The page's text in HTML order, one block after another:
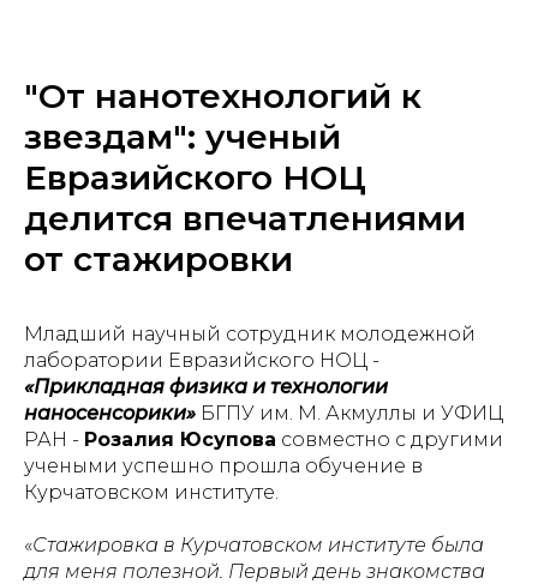
"От нанотехнологий к
звездам": ученый
Евразийского НОЦ
делится впечатлениями
от стажировки
Младший научный сотрудник молодежной
лаборатории Евразийского НОЦ -
«Прикладная физика и технологии
наносенсорики» БГПУ им. М. Акмуллы и УФИЦ
РАН - Розалия Юсупова совместно с другими
учеными успешно прошла обучение в
Курчатовском институте.
«Стажировка в Курчатовском институте была
для меня полезной. Первый день знакомства